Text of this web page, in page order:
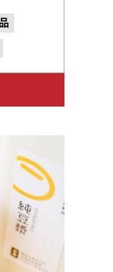
令人難
常興奮
冰品、